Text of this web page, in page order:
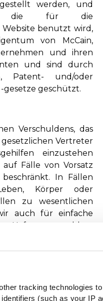
tracking technologies
(such as your IP
werden, und
die für die
benutzt wird,
von McCain,
und ihren
und sind durch
, Patent- und/oder
gesetze geschützt.
Verschuldens, das
Vertreter
einzustehen
Fälle von Vorsatz
In Fällen
Körper oder
zu wesentlichen
auch für einfache
Haftungsausschluss
nach dem
gilt insbesondere –
verursacht